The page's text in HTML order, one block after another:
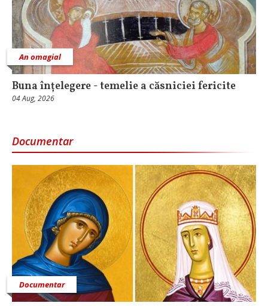
An omagial
Buna înțelegere - temelie a căsniciei fericite
04 Aug, 2026
Documentar
Documentar